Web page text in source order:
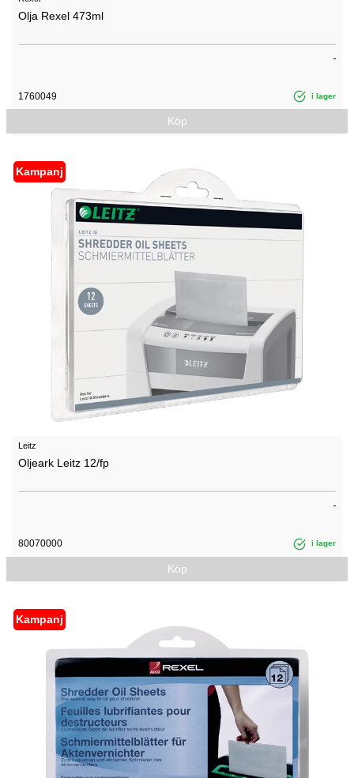
Olja Rexel 473ml
1760049 i lager
Köp
Kampanj
Leitz
Oljeark Leitz 12/fp
80070000 i lager
Köp
Kampanj